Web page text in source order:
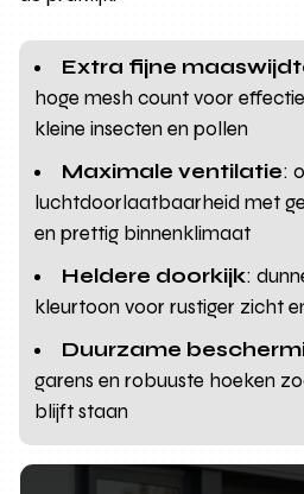
Extra fijne
hoge mesh count voor
kleine insecten en pollen
Maximale ventilatie:
luchtdoorlaatbaarheid met
en prettig binnenklimaat
Heldere doorkijk:
kleurtoon voor rustiger zicht
Duurzame
garens en robuuste hoeken
blijft staan